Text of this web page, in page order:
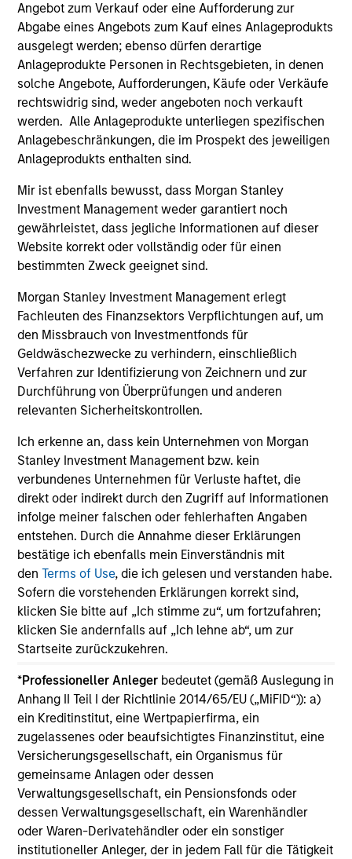
Angebot zum Verkauf oder eine Aufforderung zur
Abgabe eines Angebots zum Kauf eines Anlageprodukts
ausgelegt werden; ebenso dürfen derartige
Anlageprodukte Personen in Rechtsgebieten, in denen
solche Angebote, Aufforderungen, Käufe oder Verkäufe
rechtswidrig sind, weder angeboten noch verkauft
werden. Alle Anlageprodukte unterliegen spezifischen
Anlagebeschränkungen, die im Prospekt des jeweiligen
Anlageprodukts enthalten sind.
Mir ist ebenfalls bewusst, dass Morgan Stanley
Investment Management weder garantiert noch
gewährleistet, dass jegliche Informationen auf dieser
Website korrekt oder vollständig oder für einen
bestimmten Zweck geeignet sind.
Morgan Stanley Investment Management erlegt
Fachleuten des Finanzsektors Verpflichtungen auf, um
den Missbrauch von Investmentfonds für
Geldwäschezwecke zu verhindern, einschließlich
Verfahren zur Identifizierung von Zeichnern und zur
Durchführung von Überprüfungen und anderen
relevanten Sicherheitskontrollen.
Ich erkenne an, dass kein Unternehmen von Morgan
Stanley Investment Management bzw. kein
verbundenes Unternehmen für Verluste haftet, die
direkt oder indirekt durch den Zugriff auf Informationen
infolge meiner falschen oder fehlerhaften Angaben
entstehen. Durch die Annahme dieser Erklärungen
bestätige ich ebenfalls mein Einverständnis mit
denTerms of Use, die ich gelesen und verstanden habe.
Sofern die vorstehenden Erklärungen korrekt sind,
klicken Sie bitte auf „Ich stimme zu“, um fortzufahren;
klicken Sie andernfalls auf „Ich lehne ab“, um zur
Startseite zurückzukehren.
*Professioneller Anleger bedeutet (gemäß Auslegung in
Anhang II Teil I der Richtlinie 2014/65/EU („MiFID“)): a)
ein Kreditinstitut, eine Wertpapierfirma, ein
zugelassenes oder beaufsichtigtes Finanzinstitut, eine
Versicherungsgesellschaft, ein Organismus für
gemeinsame Anlagen oder dessen
Verwaltungsgesellschaft, ein Pensionsfonds oder
dessen Verwaltungsgesellschaft, ein Warenhändler
oder Waren-Derivatehändler oder ein sonstiger
institutioneller Anleger, der in jedem Fall für die Tätigkeit
Permanence
Invests primarily in established companies
in the United States that benefit from
efficient scale.
Team Insights
ARTICLE
The Ownership Advantage: Enduring
Lessons from Builders
Counterpoint Global explores how founder-led
and owner-operated companies translate
aligned incentives into long-term business
success.
31-OCT-2025
May not represent all Team Members.
The information on this page is for informational
purposes only. The information contained herein does
not constitute and should not be construed as an
offering of advisory services or an offer to sell or a
solicitation of an offer to buy any securities in any
jurisdiction in which such offer or solicitation,
purchase or sale would be unlawful under the
securities, insurance or other laws of such jurisdiction.